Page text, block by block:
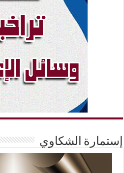
إستمارة الشكاوي